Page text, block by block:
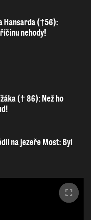
Hansarda (†56):
nehody!
(† 86): Než ho
na jezeře Most: Byl